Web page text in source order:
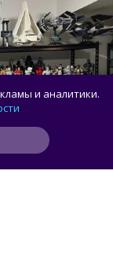
и аналитики.